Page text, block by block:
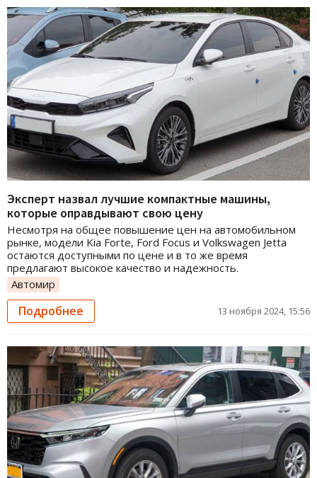
Эксперт назвал лучшие компактные машины,
которые оправдывают свою цену
Несмотря на общее повышение цен на автомобильном
рынке, модели Kia Forte, Ford Focus и Volkswagen Jetta
остаются доступными по цене и в то же время
предлагают высокое качество и надежность.
Автомир
Подробнее 13 ноября 2024, 15:56